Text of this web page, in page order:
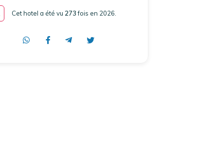
Cet hotel a été vu 273fois en 2026